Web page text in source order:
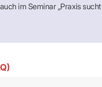
im Seminar „Praxis